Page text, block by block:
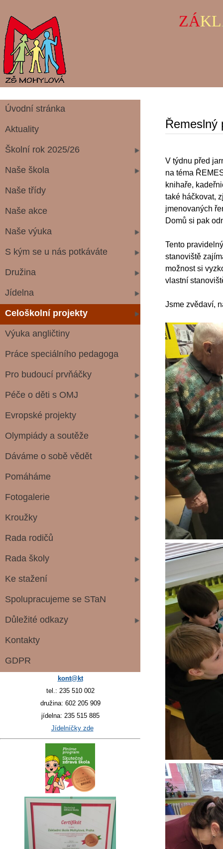
ZÁKL
Úvodní stránka
Aktuality
Školní rok 2025/26
Naše škola
Naše třídy
Naše akce
Naše výuka
S kým se u nás potkáváte
Družina
Jídelna
Celoškolní projekty
Výuka angličtiny
Práce speciálního pedagoga
Pro budoucí prvňáčky
Péče o děti s OMJ
Evropské projekty
Olympiády a soutěže
Dáváme o sobě vědět
Pomáháme
Fotogalerie
Kroužky
Rada rodičů
Rada školy
Ke stažení
Spolupracujeme se STaN
Důležité odkazy
Kontakty
GDPR
kont@kt
tel.: 235 510 002
družina: 602 205 909
jídelna: 235 515 885
Jídelníčky zde
Řemeslný
V týdnu před
na téma
knihaře,
také háčkovat,
jmenovaných
Domů si pak
Tento
stanoviště
možnost si
vlastní
Jsme zvědaví,